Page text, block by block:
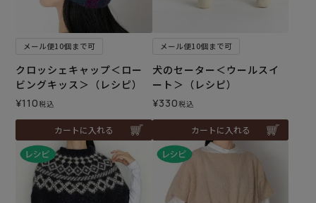
メール便10個まで可
クロッシェキャップ＜ロー
ビングキッス＞（レシピ）
¥110税込
カートに入れる
メール便10個まで可
犬のセーター＜ウールスイ
ート＞（レシピ）
¥330税込
カートに入れる